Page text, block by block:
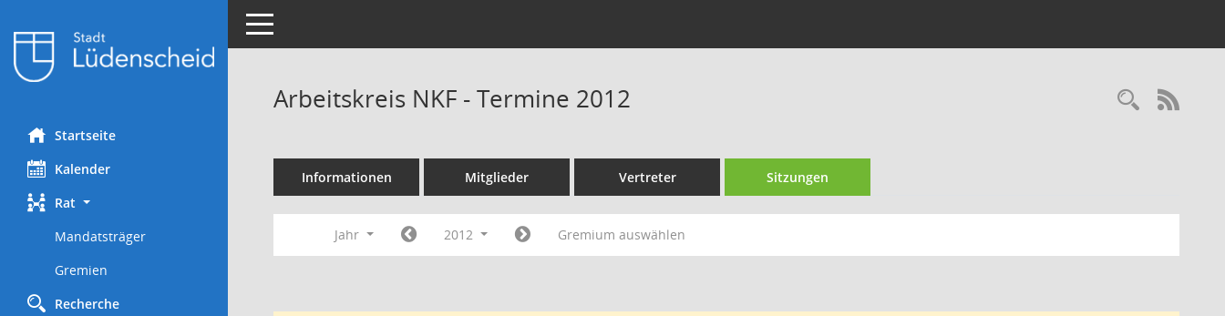
Startseite
Kalender
Rat
Mandatsträger
Gremien
Recherche
Toggle navigation
Arbeitskreis NKF - Termine 2012
Informationen Mitglieder Vertreter Sitzungen
Jahr 2012 Gremium auswählen